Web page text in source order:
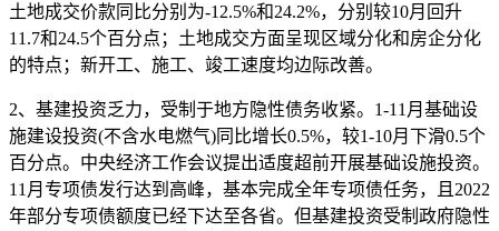
土地成交价款同比分别为-12.5%和24.2%，分别较10月回升
11.7和24.5个百分点；土地成交方面呈现区域分化和房企分化
的特点；新开工、施工、竣工速度均边际改善。
2、基建投资乏力，受制于地方隐性债务收紧。1-11月基础设
施建设投资(不含水电燃气)同比增长0.5%，较1-10月下滑0.5个
百分点。中央经济工作会议提出适度超前开展基础设施投资。
11月专项债发行达到高峰，基本完成全年专项债任务，且2022
年部分专项债额度已经下达至各省。但基建投资受制政府隐性